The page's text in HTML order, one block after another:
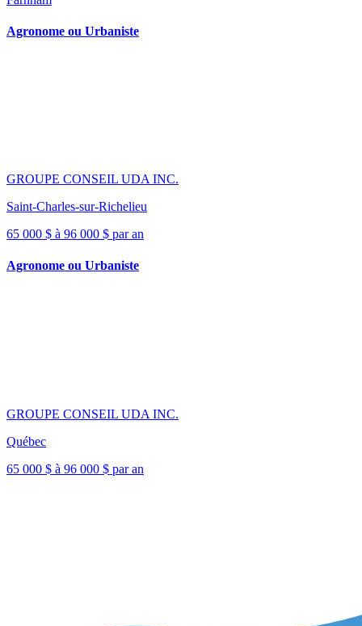
Agronome ou Urbaniste
GROUPE CONSEIL UDA INC.
Saint-Charles-sur-Richelieu
65 000 $ à 96 000 $ par an
Agronome ou Urbaniste
GROUPE CONSEIL UDA INC.
Québec
65 000 $ à 96 000 $ par an